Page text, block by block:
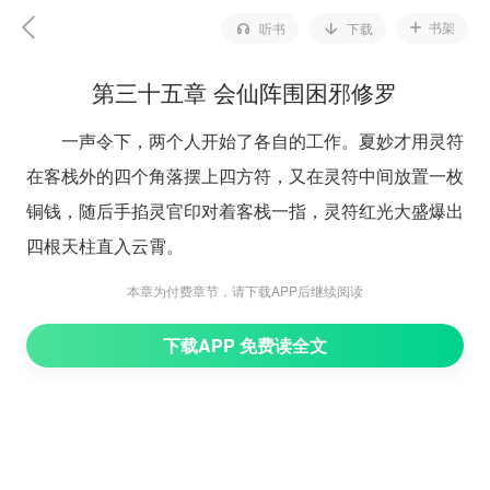
听书 下载 书架
第三十五章 会仙阵围困邪修罗
一声令下，两个人开始了各自的工作。夏妙才用灵符
在客栈外的四个角落摆上四方符，又在灵符中间放置一枚
铜钱，随后手掐灵官印对着客栈一指，灵符红光大盛爆出
四根天柱直入云霄。
金定弹开墨斗盒，墨斗线穿过摄灵符钉在天柱之上，
面不动，作为缺口，以供误入阵法的游魂散灵逃走之用。
本章为付费章节，请下载APP后继续阅读
下载APP 免费读全文